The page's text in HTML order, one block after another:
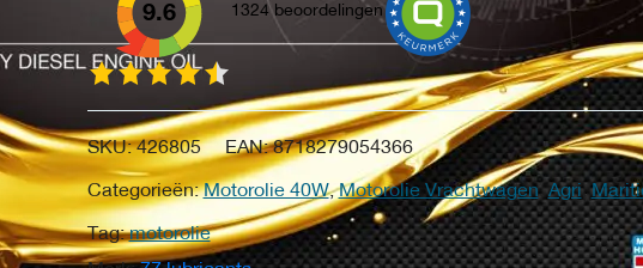
9.6 1324 beoordelingen
SKU:426805 EAN:8718279054366
Categorieën:Motorolie 40W,Motorolie Vrachtwagen,Agri,
Tag:motorolie